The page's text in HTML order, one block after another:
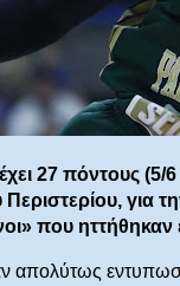
27 πόντους
για
που
απολύτως